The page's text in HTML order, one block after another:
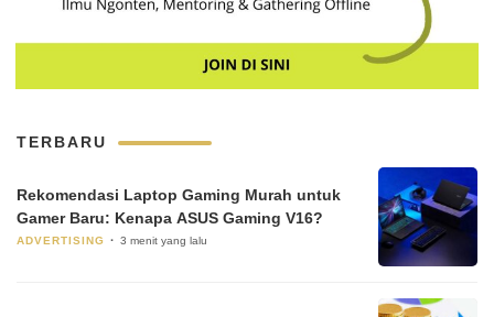
TERBARU
Rekomendasi Laptop Gaming Murah untuk
Gamer Baru: Kenapa ASUS Gaming V16?
ADVERTISING 3 menit yang lalu